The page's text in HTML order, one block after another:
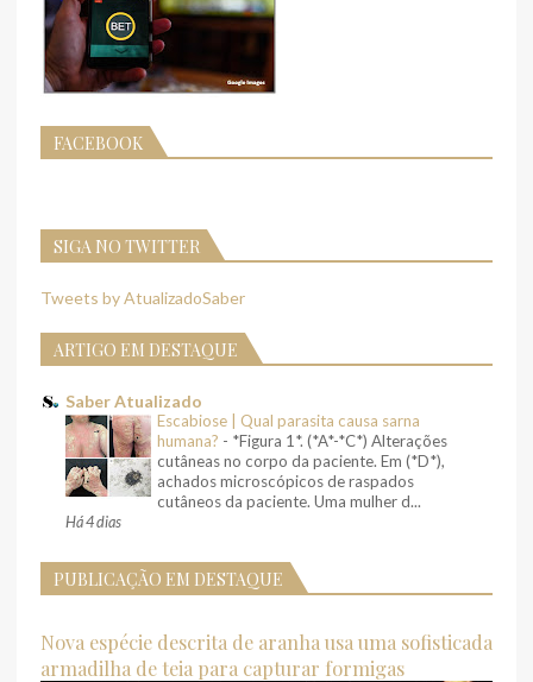
FACEBOOK
SIGA NO TWITTER
Tweets by AtualizadoSaber
ARTIGO EM DESTAQUE
Saber Atualizado
Escabiose | Qual parasita causa sarna
humana? - *Figura 1*. (*A*-*C*) Alterações
cutâneas no corpo da paciente. Em (*D*),
achados microscópicos de raspados
cutâneos da paciente. Uma mulher d...
Há 4 dias
PUBLICAÇÃO EM DESTAQUE
Nova espécie descrita de aranha usa uma sofisticada
armadilha de teia para capturar formigas